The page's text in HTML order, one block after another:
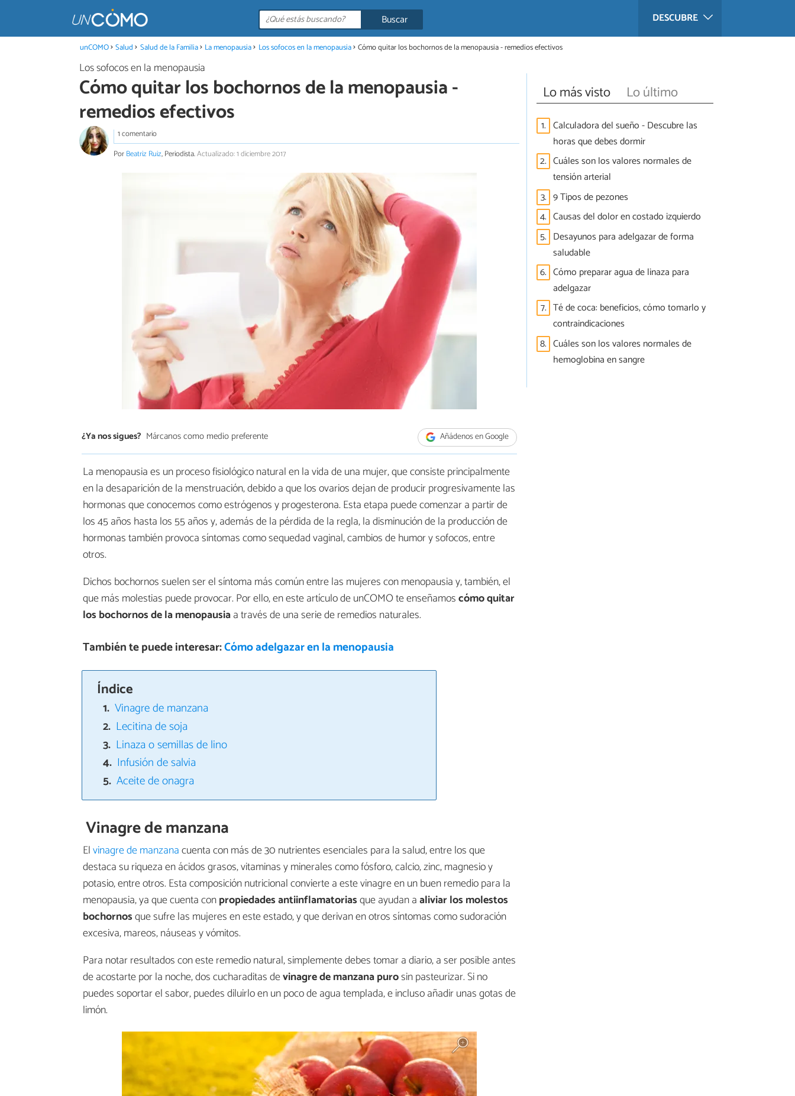
DESCUBRE
Buscar
unCOMO Salud Salud de la Familia La menopausia Los sofocos en la menopausia Cómo quitar los bochornos de la menopausia - remedios efectivos
Los sofocos en la menopausia
Cómo quitar los bochornos de la menopausia -
remedios efectivos
1 comentario
PorBeatriz Ruiz, Periodista.Actualizado: 1 diciembre 2017
¿Ya nos sigues? Márcanos como medio preferente Añádenos en Google
La menopausia es un proceso fisiológico natural en la vida de una mujer, que consiste principalmente
en la desaparición de la menstruación, debido a que los ovarios dejan de producir progresivamente las
hormonas que conocemos como estrógenos y progesterona. Esta etapa puede comenzar a partir de
los 45 años hasta los 55 años y, además de la pérdida de la regla, la disminución de la producción de
hormonas también provoca síntomas como sequedad vaginal, cambios de humor y sofocos, entre
otros.
Dichos bochornos suelen ser el síntoma más común entre las mujeres con menopausia y, también, el
que más molestias puede provocar. Por ello, en este artículo de unCOMO te enseñamoscómo quitar
los bochornos de la menopausiaa través de una serie de remedios naturales.
También te puede interesar:Cómo adelgazar en la menopausia
Índice
Vinagre de manzana
Lecitina de soja
Linaza o semillas de lino
Infusión de salvia
Aceite de onagra
Vinagre de manzana
Elvinagre de manzanacuenta con más de 30 nutrientes esenciales para la salud, entre los que
destaca su riqueza en ácidos grasos, vitaminas y minerales como fósforo, calcio, zinc, magnesio y
potasio, entre otros. Esta composición nutricional convierte a este vinagre en un buen remedio para la
menopausia, ya que cuenta conpropiedades antiinflamatoriasque ayudan aaliviar los molestos
bochornosque sufre las mujeres en este estado, y que derivan en otros síntomas como sudoración
excesiva, mareos, náuseas y vómitos.
Para notar resultados con este remedio natural, simplemente debes tomar a diario, a ser posible antes
de acostarte por la noche, dos cucharaditas devinagre de manzana purosin pasteurizar. Si no
puedes soportar el sabor, puedes diluirlo en un poco de agua templada, e incluso añadir unas gotas de
limón.
Lo más visto Lo último
1. Calculadora del sueño - Descubre las
horas que debes dormir
2. Cuáles son los valores normales de
tensión arterial
3. 9 Tipos de pezones
4. Causas del dolor en costado izquierdo
5. Desayunos para adelgazar de forma
saludable
6. Cómo preparar agua de linaza para
adelgazar
7. Té de coca: beneficios, cómo tomarlo y
contraindicaciones
8. Cuáles son los valores normales de
hemoglobina en sangre